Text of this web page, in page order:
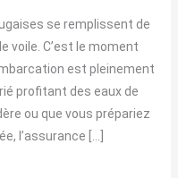
se remplissent de
voile. C’est le moment
est pleinement
profitant des eaux de
ou que vous prépariez
l’assurance […]